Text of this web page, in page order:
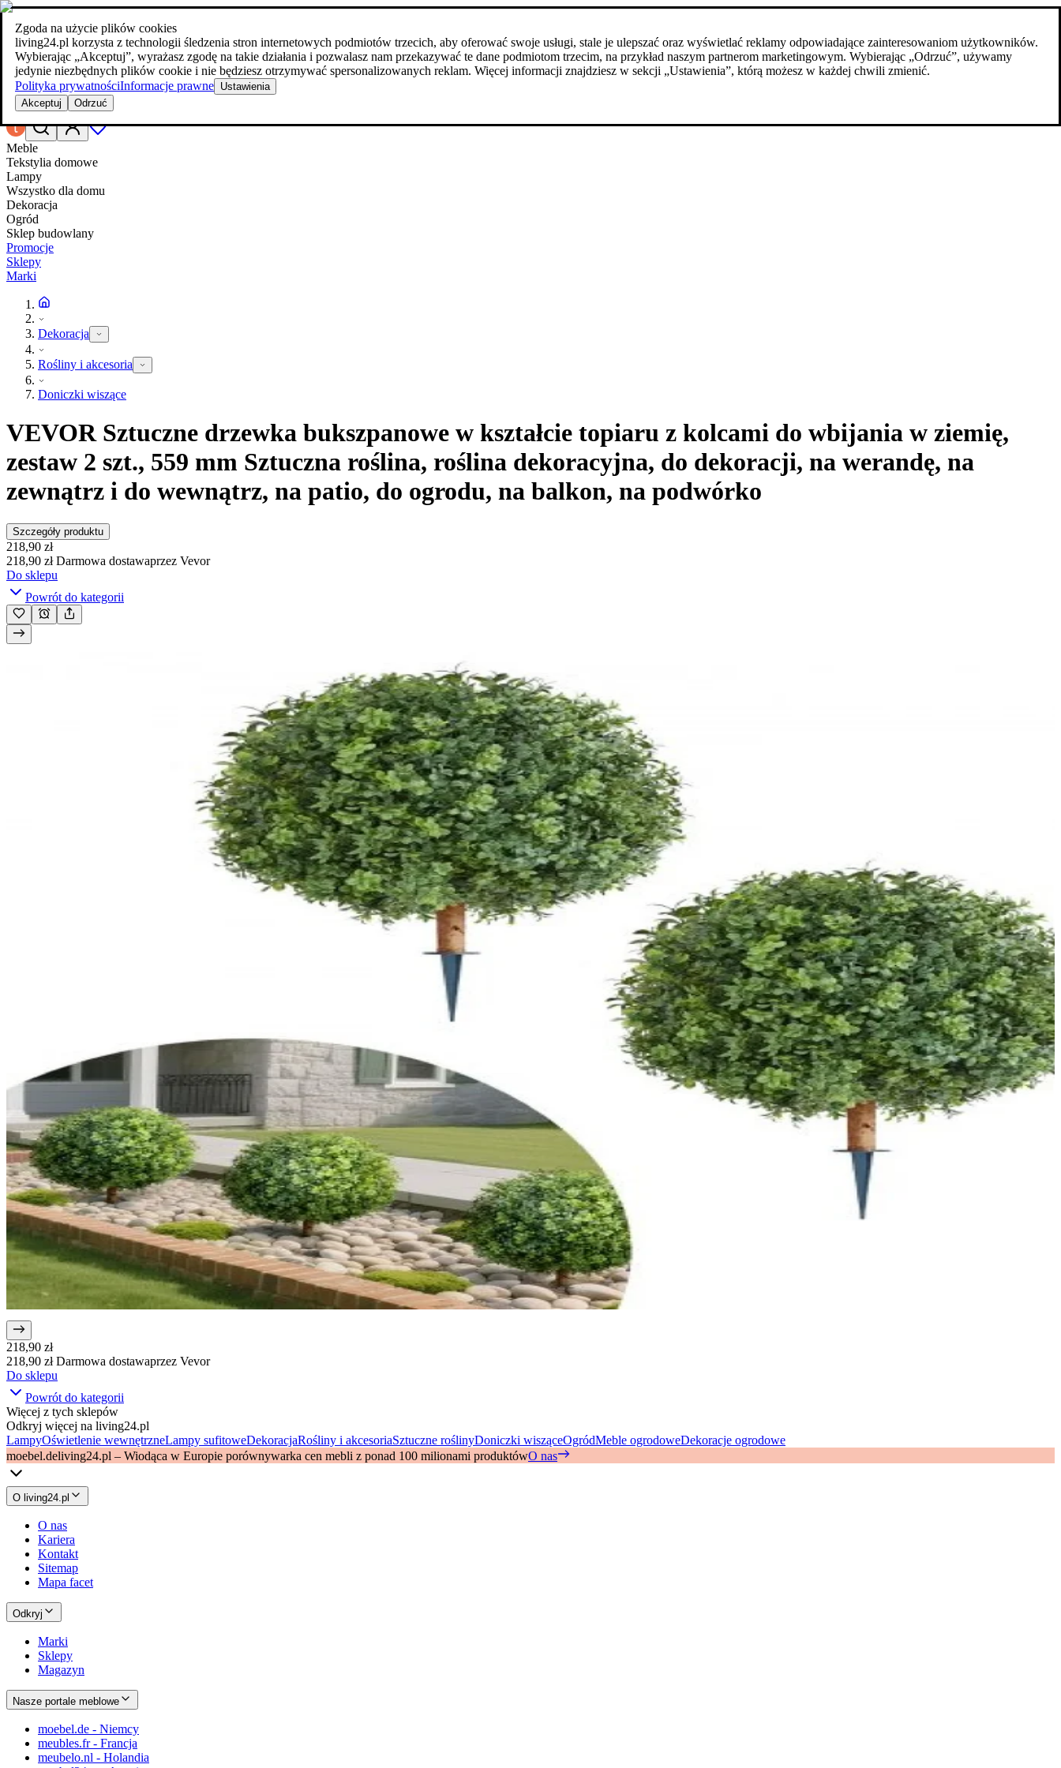
Zgoda na użycie plików cookies
living24.pl korzysta z technologii śledzenia stron internetowych podmiotów trzecich, aby oferować swoje usługi, stale je ulepszać oraz wyświetlać reklamy odpowiadające zainteresowaniom użytkowników.
Wybierając „Akceptuj”, wyrażasz zgodę na takie działania i pozwalasz nam przekazywać te dane podmiotom trzecim, na przykład naszym partnerom marketingowym. Wybierając „Odrzuć”, używamy
jedynie niezbędnych plików cookie i nie będziesz otrzymywać spersonalizowanych reklam. Więcej informacji znajdziesz w sekcji „Ustawienia”, którą możesz w każdej chwili zmienić.
Polityka prywatnościInformacje prawne Ustawienia
Akceptuj
Odrzuć
Szukaj
meble w najlepszej ceniemeble w najlepszej cenie
Meble
Tekstylia domowe
Lampy
Wszystko dla domu
Dekoracja
Ogród
Sklep budowlany
Promocje
Sklepy
Marki
Dekoracja
Rośliny i akcesoria
Doniczki wiszące
VEVOR Sztuczne drzewka bukszpanowe w kształcie topiaru z kolcami do wbijania w ziemię,
zestaw 2 szt., 559 mm Sztuczna roślina, roślina dekoracyjna, do dekoracji, na werandę, na
zewnątrz i do wewnątrz, na patio, do ogrodu, na balkon, na podwórko
Szczegóły produktu
218,90 zł
218,90 złDarmowa dostawaprzez Vevor
Do sklepu
Powrót do kategorii
218,90 zł
218,90 złDarmowa dostawaprzez Vevor
Do sklepu
Powrót do kategorii
Więcej z tych sklepów
Odkryj więcej na living24.pl
LampyOświetlenie wewnętrzneLampy sufitoweDekoracjaRośliny i akcesoriaSztuczne roślinyDoniczki wisząceOgródMeble ogrodoweDekoracje ogrodowe
moebel.deliving24.pl – Wiodąca w Europie porównywarka cen mebli z ponad 100 milionami produktówO nas
O living24.pl
O nas
Kariera
Kontakt
Sitemap
Mapa facet
Odkryj
Marki
Sklepy
Magazyn
Nasze portale meblowe
moebel.de - Niemcy
meubles.fr - Francja
meubelo.nl - Holandia